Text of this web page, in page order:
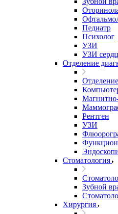
Педиатр
Психолог
УЗИ
УЗИ
Отделение
Рентген
УЗИ
Стоматология
Зубной
Хирургия